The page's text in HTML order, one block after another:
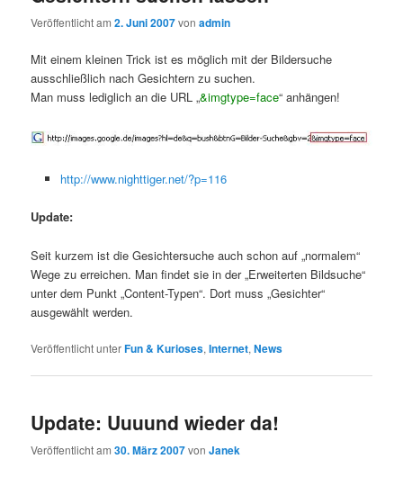
Veröffentlicht am2. Juni 2007vonadmin
Mit einem kleinen Trick ist es möglich mit der Bildersuche
ausschließlich nach Gesichtern zu suchen.
Man muss lediglich an die URL „&imgtype=face“ anhängen!
http://www.nighttiger.net/?p=116
Update:
Seit kurzem ist die Gesichtersuche auch schon auf „normalem“
Wege zu erreichen. Man findet sie in der „Erweiterten Bildsuche“
unter dem Punkt „Content-Typen“. Dort muss „Gesichter“
ausgewählt werden.
Veröffentlicht unterFun & Kurioses,Internet,News
Update: Uuuund wieder da!
Veröffentlicht am30. März 2007vonJanek